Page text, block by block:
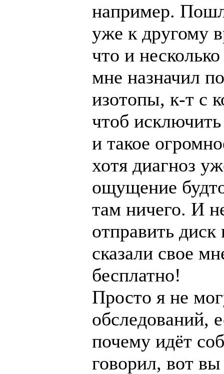
например.
уже к другому
что и
мне назначил
изотопы, к-т с
чтоб
и такое
хотя диагноз
ощущение
там ничего. И
отправить
сказали свое
бесплатно!
Просто я не
обследований,
почему идёт
говорил, вот